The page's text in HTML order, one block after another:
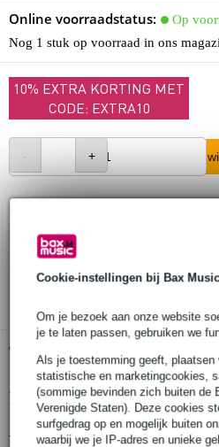
Cookie-instellingen bij Bax
Om je bezoek aan onze website
je te laten passen, gebruiken we
Als je toestemming geeft, plaatsen
statistische en marketingcookies,
(sommige bevinden zich buiten de
Verenigde Staten). Deze cookies
surfgedrag op en mogelijk buiten
waarbij we je IP-adres en unieke
Online voorraadstatus:
Op
Nog 1 stuk op voorraad in ons
10% EXTRA KORTING MET
CODE: EXTRA10
In
30 dagen 'niet goed geld terug'
3 jaar Bax Music garantie
Productinformatie
Bekijk alle productspecificaties